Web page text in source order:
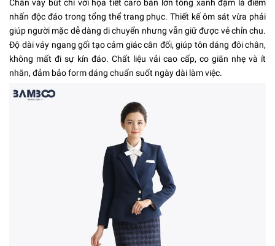
Chân váy bút chì với họa tiết caro bản lớn tông xanh đậm là điểm
nhấn độc đáo trong tổng thể trang phục. Thiết kế ôm sát vừa phải
giúp người mặc dễ dàng di chuyển nhưng vẫn giữ được vẻ chỉn chu.
Độ dài váy ngang gối tạo cảm giác cân đối, giúp tôn dáng đôi chân,
không mất đi sự kín đáo. Chất liệu vải cao cấp, co giãn nhẹ và ít
nhăn, đảm bảo form dáng chuẩn suốt ngày dài làm việc.